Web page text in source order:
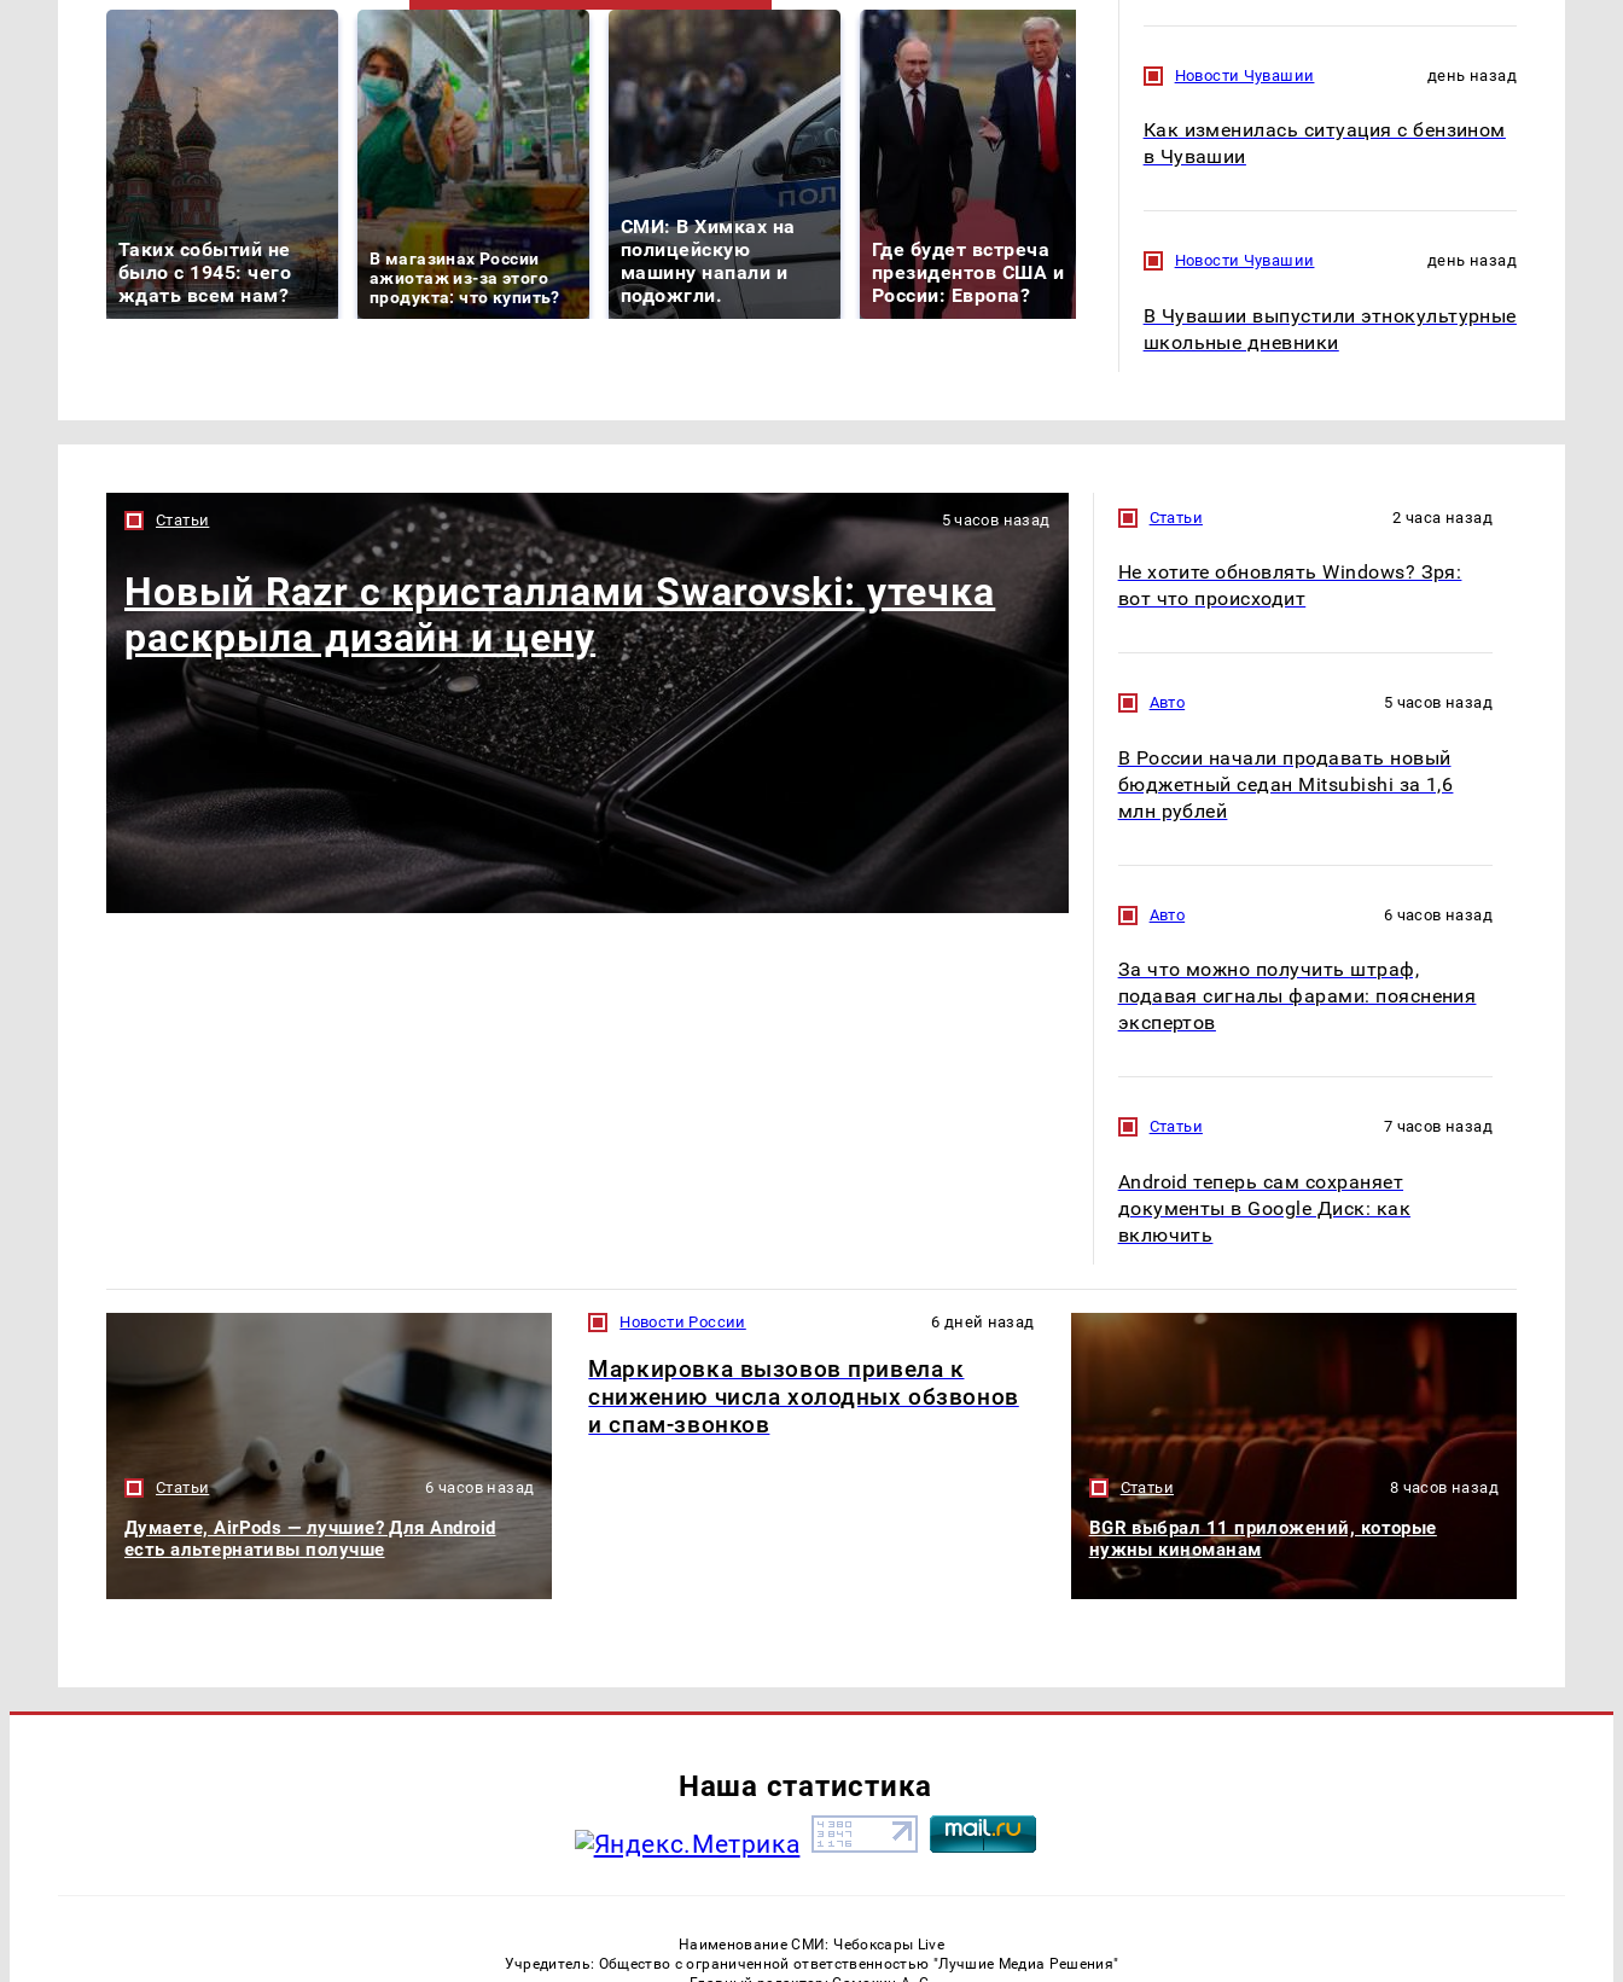
Таких событий не
было с 1945: чего
ждать всем нам?
В магазинах России
ажиотаж из-за этого
продукта: что купить?
СМИ: В Химках на
полицейскую
машину напали и
подожгли.
Где будет встреча
президентов США и
России: Европа?
Такую зиму в России
никто не ждал: как
были украдены 18
Новости Чувашии день назад
Как изменилась ситуация с бензином
в Чувашии
Новости Чувашии день назад
В Чувашии выпустили этнокультурные
школьные дневники
Статьи 5 часов назад
Новый Razr с кристаллами Swarovski: утечка
раскрыла дизайн и цену
Статьи 2 часа назад
Не хотите обновлять Windows? Зря:
вот что происходит
Авто 5 часов назад
В России начали продавать новый
бюджетный седан Mitsubishi за 1,6
млн рублей
Авто 6 часов назад
За что можно получить штраф,
подавая сигналы фарами: пояснения
экспертов
Статьи 7 часов назад
Android теперь сам сохраняет
документы в Google Диск: как
включить
Статьи 6 часов назад
Думаете, AirPods — лучшие? Для Android
есть альтернативы получше
Новости России 6 дней назад
Маркировка вызовов привела к
снижению числа холодных обзвонов
и спам-звонков
Статьи 8 часов назад
BGR выбрал 11 приложений, которые
нужны киноманам
Наша статистика
Наименование СМИ: Чебоксары Live
Учредитель: Общество с ограниченной ответственностью "Лучшие Медиа Решения"